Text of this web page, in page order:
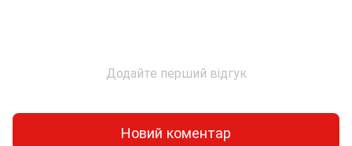
Додайте перший відгук
Новий коментар